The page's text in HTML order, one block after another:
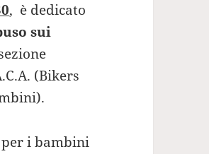
, è dedicato
sui
(Bikers
per i bambini